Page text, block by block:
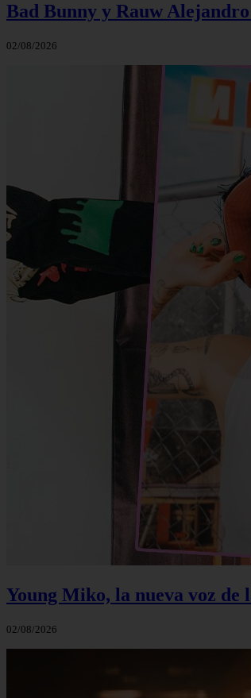
Bad Bunny y Rauw
02/08/2026
Young Miko, la nueva voz
02/08/2026